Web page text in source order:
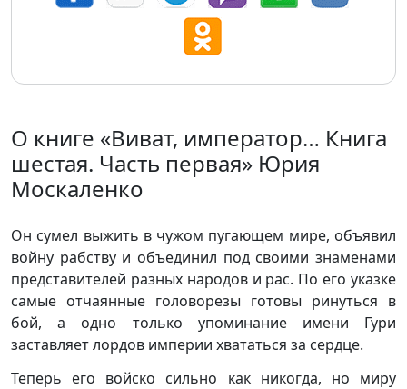
О книге «Виват, император… Книга
шестая. Часть первая» Юрия
Москаленко
Он сумел выжить в чужом пугающем мире, объявил
войну рабству и объединил под своими знаменами
представителей разных народов и рас. По его указке
самые отчаянные головорезы готовы ринуться в
бой, а одно только упоминание имени Гури
заставляет лордов империи хвататься за сердце.
Теперь его войско сильно как никогда, но миру